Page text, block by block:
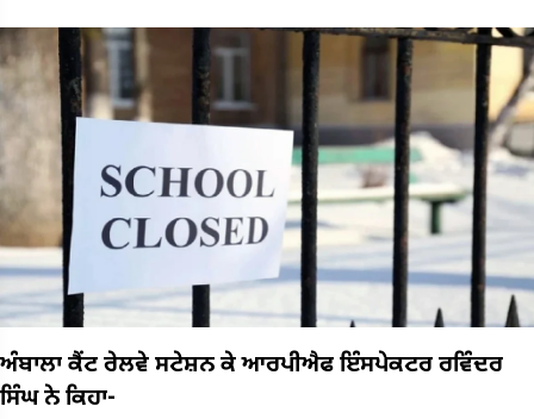
ਅੰਬਾਲਾ ਕੈਂਟ ਰੇਲਵੇ ਸਟੇਸ਼ਨ ਕੇ ਆਰਪੀਐਫ ਇੰਸਪੇਕਟਰ ਰਵਿੰਦਰ
ਸਿੰਘ ਨੇ ਕਿਹਾ-